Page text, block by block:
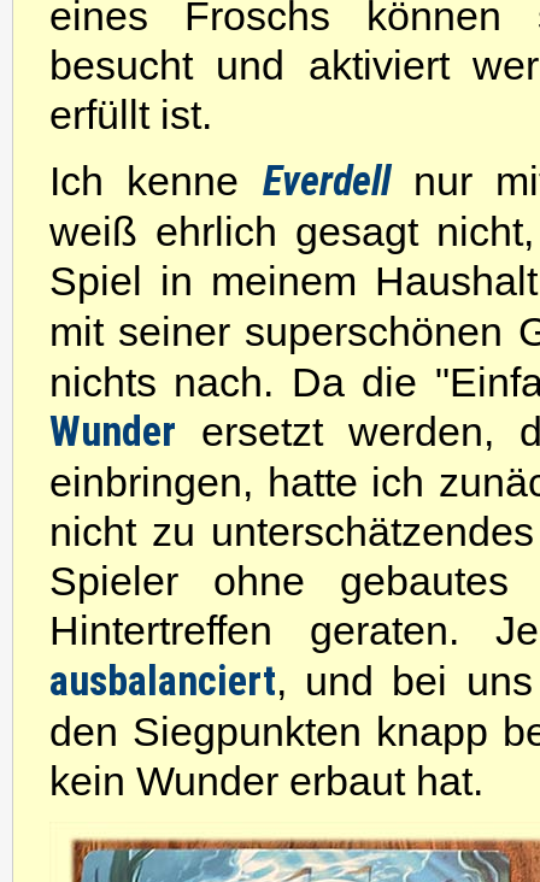
eines Froschs können
besucht und aktiviert
erfüllt ist.
Ich kenne Everdellnur
weiß ehrlich gesagt
Spiel in meinem
mit seiner superschönen
nichts nach. Da die
Wunder ersetzt werden,
einbringen, hatte ich
nicht zu
Spieler ohne
Hintertreffen geraten.
ausbalanciert, und bei
den Siegpunkten knapp
kein Wunder erbaut hat.